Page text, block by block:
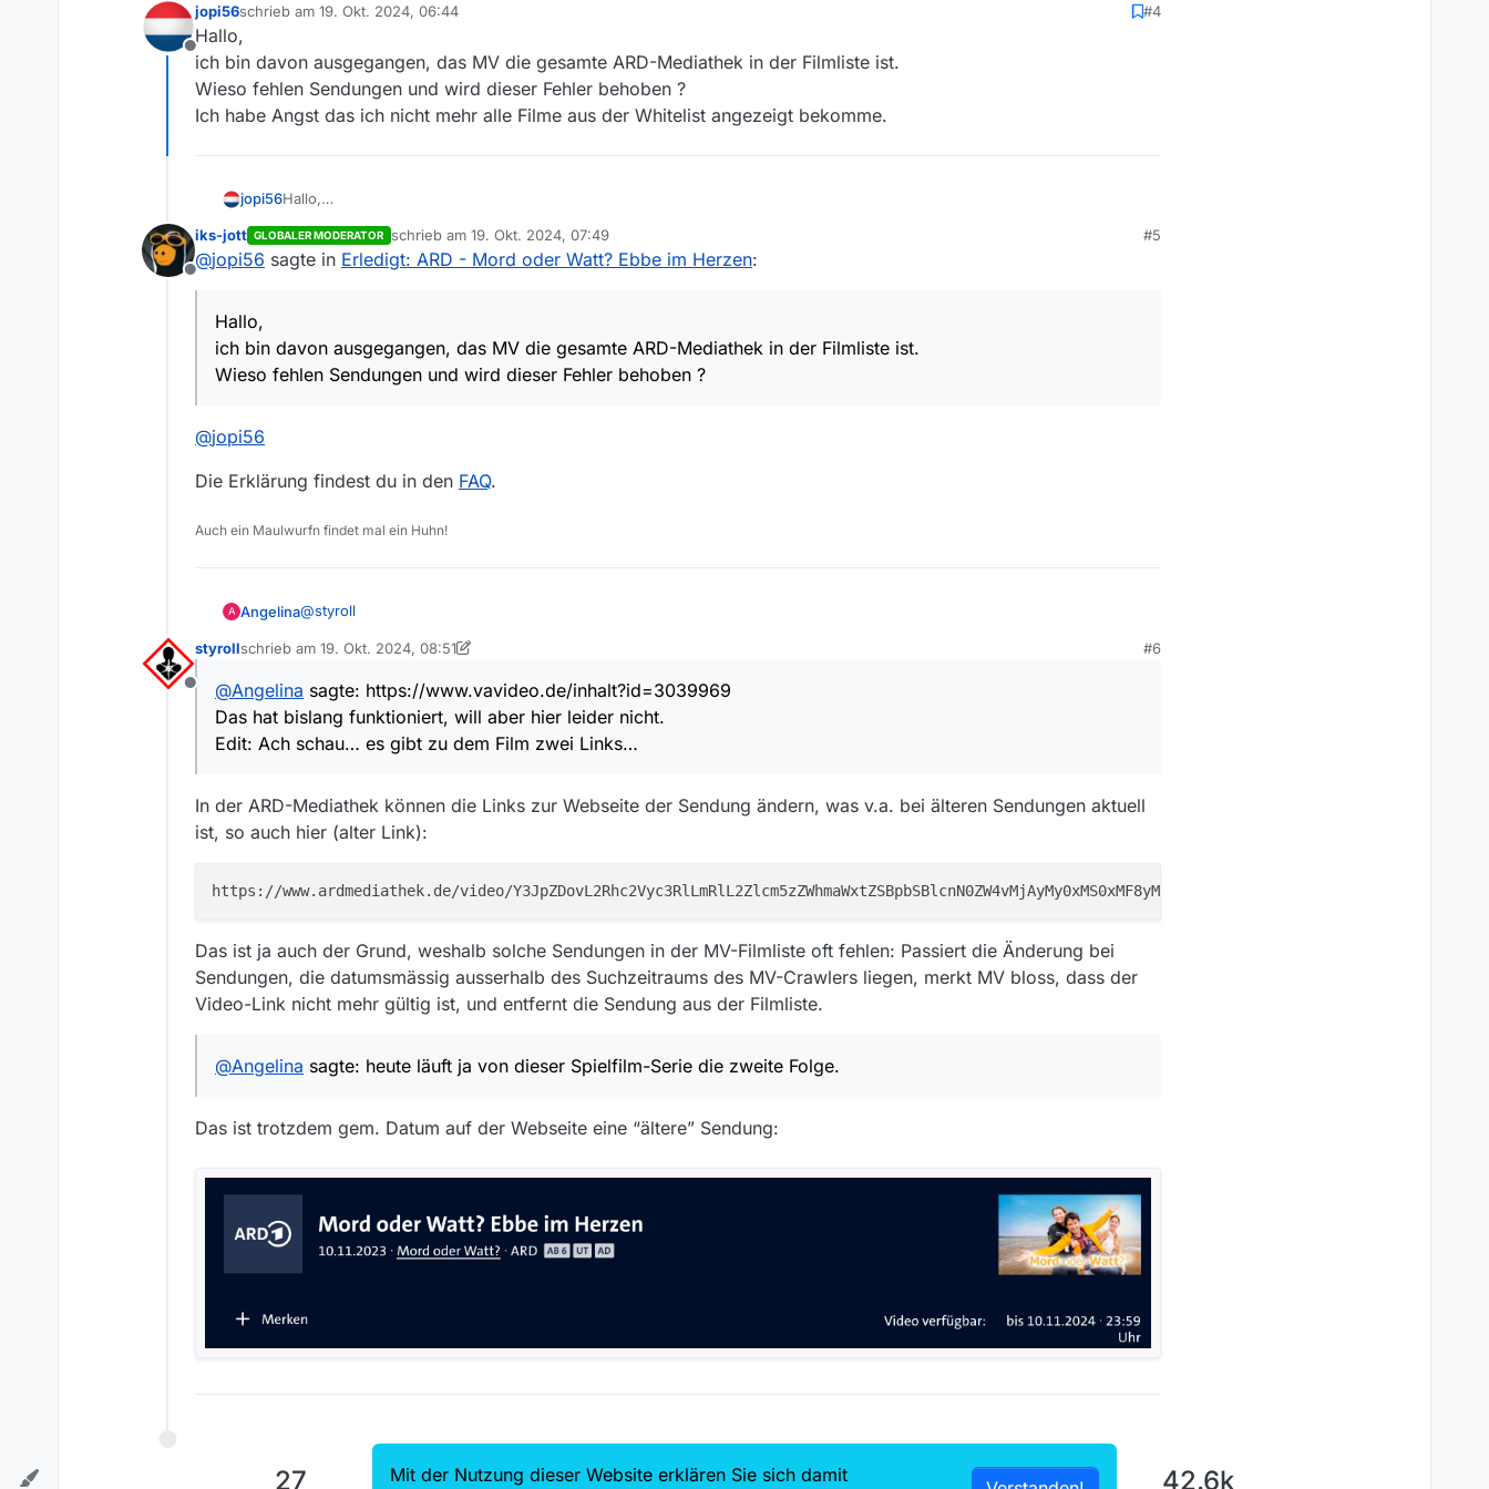
Offline
jopi56schrieb am 19. Okt. 2024, 06:44
zuletzt editiert von
#4
Hallo,
ich bin davon ausgegangen, das MV die gesamte ARD-Mediathek in der Filmliste ist.
Wieso fehlen Sendungen und wird dieser Fehler behoben ?
Ich habe Angst das ich nicht mehr alle Filme aus der Whitelist angezeigt bekomme.
jopi56Hallo,
Wieso fehlen Sendungen und wird dieser Fehler behoben ?
Ich habe Angst das ich nicht mehr alle Filme aus der Whitelist angezeigt bekomme.
Offline
iks-jott GLOBALER MODERATOR schrieb am 19. Okt. 2024, 07:49
zuletzt editiert von
#5
@jopi56 sagte in Erledigt: ARD - Mord oder Watt? Ebbe im Herzen:
Hallo,
ich bin davon ausgegangen, das MV die gesamte ARD-Mediathek in der Filmliste ist.
Wieso fehlen Sendungen und wird dieser Fehler behoben ?
@jopi56
Die Erklärung findest du in den FAQ.
Auch ein Maulwurfn findet mal ein Huhn!
A Angelina@styroll
Weil ich dann eine Fehlermeldung bekomme…
https://www.vavideo.de/inhalt?id=3039969
Das hat bislang funktioniert, will aber hier leider nicht.
Edit: Ach schau… es gibt zu dem Film zwei Links…
Offline
styrollschrieb am 19. Okt. 2024, 08:51
zuletzt editiert von styroll
#6
@Angelina sagte: https://www.vavideo.de/inhalt?id=3039969
Das hat bislang funktioniert, will aber hier leider nicht.
Edit: Ach schau… es gibt zu dem Film zwei Links…
In der ARD-Mediathek können die Links zur Webseite der Sendung ändern, was v.a. bei älteren Sendungen aktuell
ist, so auch hier (alter Link):
Das ist ja auch der Grund, weshalb solche Sendungen in der MV-Filmliste oft fehlen: Passiert die Änderung bei
Sendungen, die datumsmässig ausserhalb des Suchzeitraums des MV-Crawlers liegen, merkt MV bloss, dass der
Video-Link nicht mehr gültig ist, und entfernt die Sendung aus der Filmliste.
@Angelina sagte: heute läuft ja von dieser Spielfilm-Serie die zweite Folge.
Das ist trotzdem gem. Datum auf der Webseite eine “ältere” Sendung:
27 7.5k 42.6k
Mit der Nutzung dieser Website erklären Sie sich damit